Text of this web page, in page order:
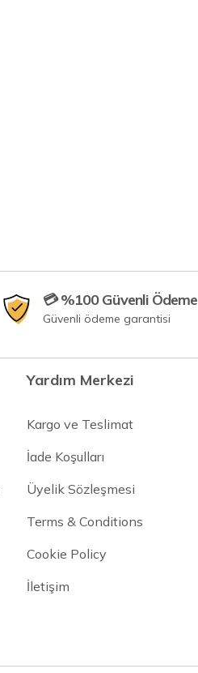
💳 %100 Güvenli Ödeme
Güvenli ödeme garantisi
Yardım Merkezi
Kargo ve Teslimat
İade Koşulları
Üyelik Sözleşmesi
Terms & Conditions
Cookie Policy
İletişim